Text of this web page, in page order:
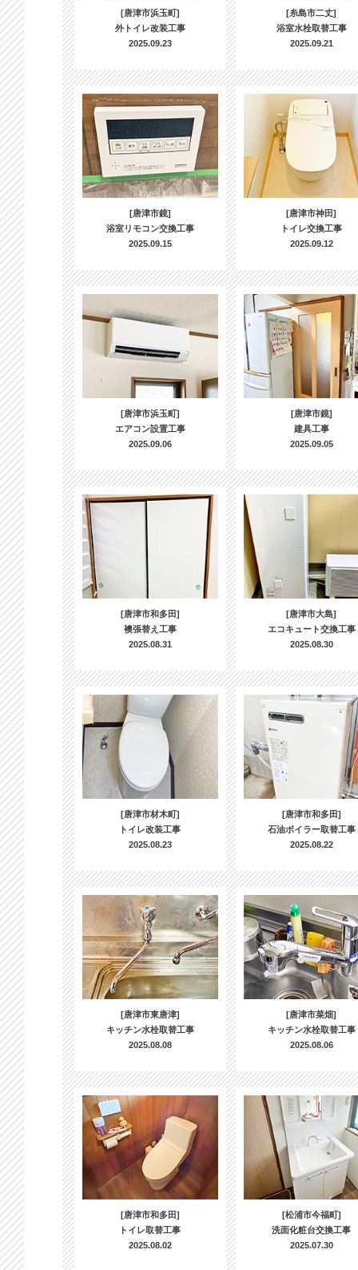
[唐津市浜玉町]
外トイレ改装工事
2025.09.23
[糸島市二丈]
浴室水栓取替工事
2025.09.21
[唐津市鏡]
浴室リモコン交換工事
2025.09.15
[唐津市神田]
トイレ交換工事
2025.09.12
[唐津市浜玉町]
エアコン設置工事
2025.09.06
[唐津市鏡]
建具工事
2025.09.05
[唐津市和多田]
襖張替え工事
2025.08.31
[唐津市大島]
エコキュート交換工事
2025.08.30
[唐津市材木町]
トイレ改装工事
2025.08.23
[唐津市和多田]
石油ボイラー取替工事
2025.08.22
[唐津市東唐津]
キッチン水栓取替工事
2025.08.08
[唐津市菜畑]
キッチン水栓取替工事
2025.08.06
[唐津市和多田]
トイレ取替工事
2025.08.02
[松浦市今福町]
洗面化粧台交換工事
2025.07.30